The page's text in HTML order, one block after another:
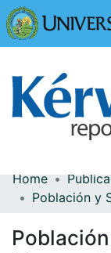
Communities &
Home